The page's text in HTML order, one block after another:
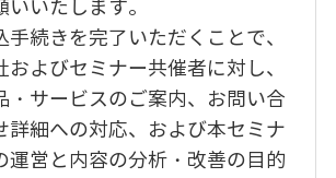
いいたします。
手続きを完了いただくことで、
およびセミナー共催者に対し、
・サービスのご案内、お問い合
詳細への対応、および本セミナ
運営と内容の分析・改善の目的